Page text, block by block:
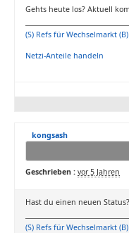
Gehts heute los? Aktuell
(S) Refs für Wechselmarkt
Netzi-Anteile handeln
kongsash
Geschrieben : vor 5 Jahren
Hast du einen neuen
(S) Refs für Wechselmarkt